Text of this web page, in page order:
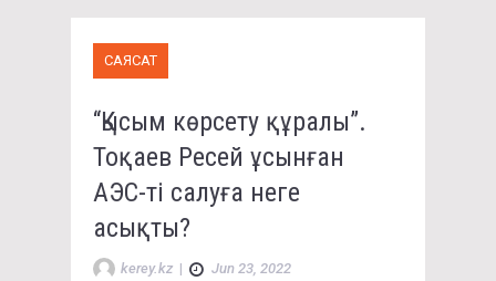
САЯСАТ
“Қысым көрсету құралы”.
Тоқаев Ресей ұсынған
АЭС-ті салуға неге
асықты?
kerey.kz | Jun 23, 2022